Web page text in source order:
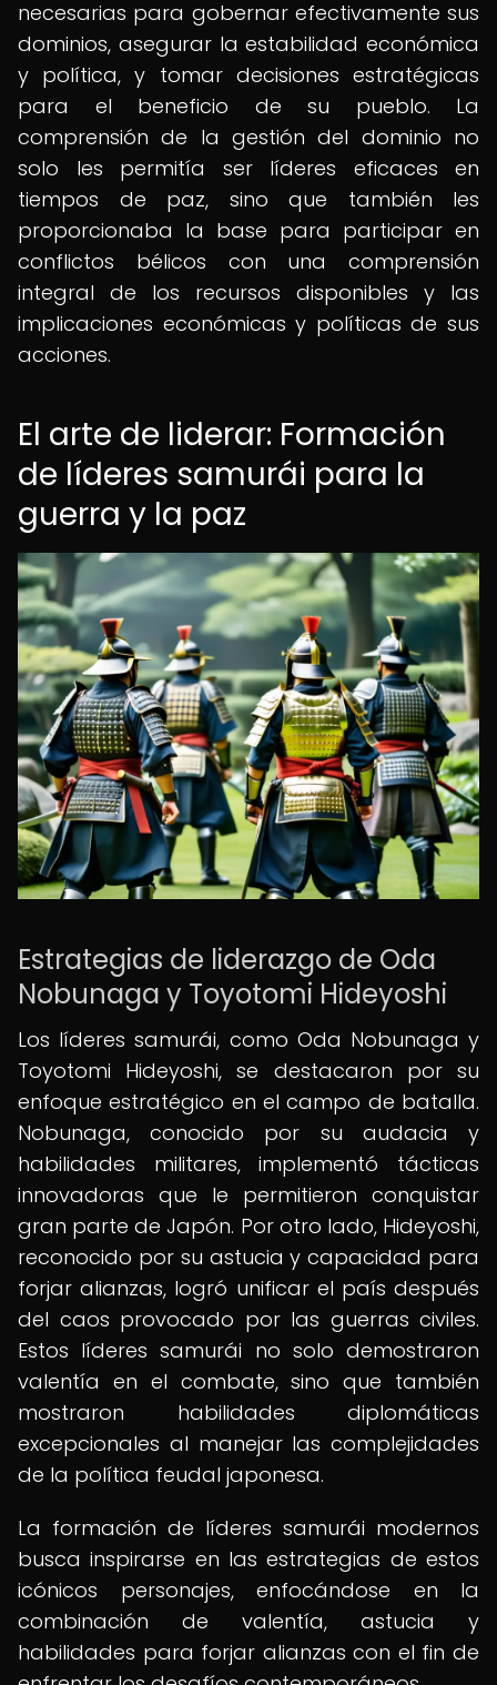
necesarias para gobernar efectivamente sus
dominios, asegurar la estabilidad económica
y política, y tomar decisiones estratégicas
para el beneficio de su pueblo. La
comprensión de la gestión del dominio no
solo les permitía ser líderes eficaces en
tiempos de paz, sino que también les
proporcionaba la base para participar en
conflictos bélicos con una comprensión
integral de los recursos disponibles y las
implicaciones económicas y políticas de sus
acciones.
El arte de liderar: Formación
de líderes samurái para la
guerra y la paz
Estrategias de liderazgo de Oda
Nobunaga y Toyotomi Hideyoshi
Los líderes samurái, como Oda Nobunaga y
Toyotomi Hideyoshi, se destacaron por su
enfoque estratégico en el campo de batalla.
Nobunaga, conocido por su audacia y
habilidades militares, implementó tácticas
innovadoras que le permitieron conquistar
gran parte de Japón. Por otro lado, Hideyoshi,
reconocido por su astucia y capacidad para
forjar alianzas, logró unificar el país después
del caos provocado por las guerras civiles.
Estos líderes samurái no solo demostraron
valentía en el combate, sino que también
mostraron habilidades diplomáticas
excepcionales al manejar las complejidades
de la política feudal japonesa.
La formación de líderes samurái modernos
busca inspirarse en las estrategias de estos
icónicos personajes, enfocándose en la
combinación de valentía, astucia y
habilidades para forjar alianzas con el fin de